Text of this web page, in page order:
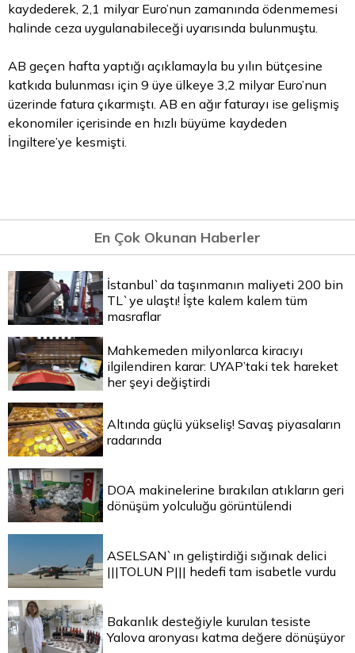
kaydederek, 2,1 milyar Euro’nun zamanında ödenmemesi
halinde ceza uygulanabileceği uyarısında bulunmuştu.
AB geçen hafta yaptığı açıklamayla bu yılın bütçesine
katkıda bulunması için 9 üye ülkeye 3,2 milyar Euro’nun
üzerinde fatura çıkarmıştı. AB en ağır faturayı ise gelişmiş
ekonomiler içerisinde en hızlı büyüme kaydeden
İngiltere’ye kesmişti.
En Çok Okunan Haberler
İstanbul`da taşınmanın maliyeti 200 bin
TL`ye ulaştı! İşte kalem kalem tüm
masraflar
Mahkemeden milyonlarca kiracıyı
ilgilendiren karar: UYAP’taki tek hareket
her şeyi değiştirdi
Altında güçlü yükseliş! Savaş piyasaların
radarında
DOA makinelerine bırakılan atıkların geri
dönüşüm yolculuğu görüntülendi
ASELSAN`ın geliştirdiği sığınak delici
|||TOLUN P||| hedefi tam isabetle vurdu
Bakanlık desteğiyle kurulan tesiste
Yalova aronyası katma değere dönüşüyor